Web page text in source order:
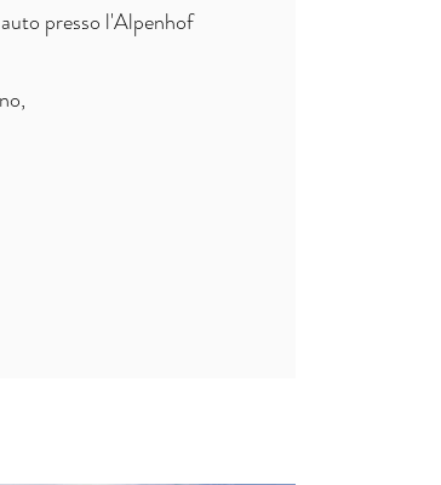
presso l'Alpenhof